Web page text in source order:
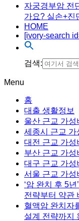
자궁경부암 전
가요? 실손+진
HOME
[ivory-search
검색:
Menu
홈
대출 생활정보
울산 근교 가성
세종시 근교 가
대전 근교 가성
부산 근교 가성
대구 근교 가성
서울 근교 가성
‘암 완치 후 5
전략부터 약관
혈액암 완치자
설계 전략까지